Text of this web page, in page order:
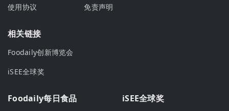
使用协议
免责声明
相关链接
Foodaily创新博览会
iSEE全球奖
Foodaily每日食品 iSEE全球奖